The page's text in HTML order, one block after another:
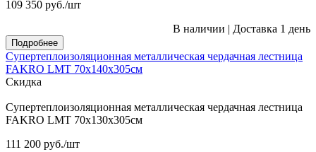
109 350 руб./шт
В наличии | Доставка 1 день
Подробнее
Супертеплоизоляционная металлическая чердачная лестница
FAKRO LMT 70х140х305см
Скидка
Супертеплоизоляционная металлическая чердачная лестница
FAKRO LMT 70х130х305см
111 200 руб./шт